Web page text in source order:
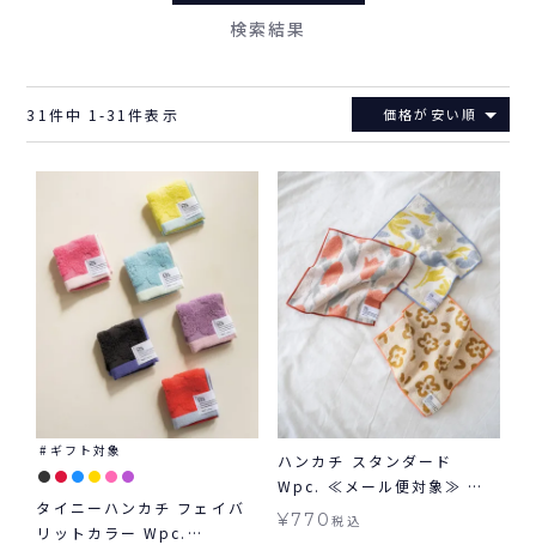
検索結果
価格が安い順
31 件中 1-31件表示
ギフト対象
タイニーハンカチ フェイバ
リットカラー Wpc.
ハンカチ スタンダード
Wpc. ≪メール便対象≫ グ
ッズ ギフト対象 Wpc.
¥770税込